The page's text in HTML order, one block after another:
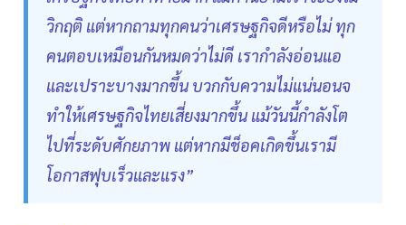
วิกฤติ แต่หากถามทุกคนว่าเศรษฐกิจดีหรือไม่ ทุก
คนตอบเหมือนกันหมดว่าไม่ดี เรากำลังอ่อนแอ
และเปราะบางมากขึ้น บวกกับความไม่แน่นอนจ
ทำให้เศรษฐกิจไทยเสี่ยงมากขึ้น แม้วันนี้กำลังโต
ไปที่ระดับศักยภาพ แต่หากมีช็อคเกิดขึ้นเรามี
โอกาสฟุบเร็วและแรง”